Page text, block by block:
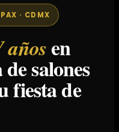
· CDMX
añosen
salones
fiesta de